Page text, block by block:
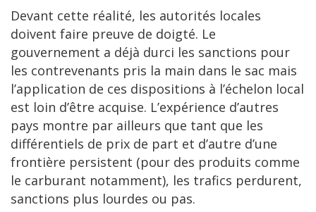
Devant cette réalité, les autorités locales
doivent faire preuve de doigté. Le
gouvernement a déjà durci les sanctions pour
les contrevenants pris la main dans le sac mais
l’application de ces dispositions à l’échelon local
est loin d’être acquise. L’expérience d’autres
pays montre par ailleurs que tant que les
différentiels de prix de part et d’autre d’une
frontière persistent (pour des produits comme
le carburant notamment), les trafics perdurent,
sanctions plus lourdes ou pas.